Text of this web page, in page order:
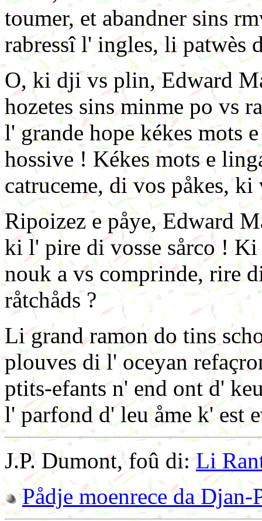
toumer, et abandner sins
rabressî l' ingles, li patwès
O, ki dji vs plin, Edward
hozetes sins minme po vs
l' grande hope kékes mots
hossive ! Kékes mots e
catruceme, di vos påkes,
Ripoizez e påye, Edward
ki l' pire di vosse sårco !
nouk a vs comprinde, rire
råtchåds ?
Li grand ramon do tins
plouves di l' oceyan
ptits-efants n' end ont d'
l' parfond d' leu åme k' est
J.P. Dumont, foû di:Li
Pådje moenrece da